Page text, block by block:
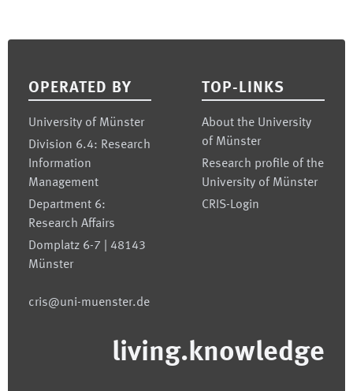
OPERATED BY
University of Münster
Division 6.4: Research
Information
Management
Department 6:
Research Affairs
Domplatz 6-7 | 48143
Münster
cris@uni-muenster.de
TOP-LINKS
About the University
of Münster
Research profile of the
University of Münster
CRIS-Login
living.knowledge